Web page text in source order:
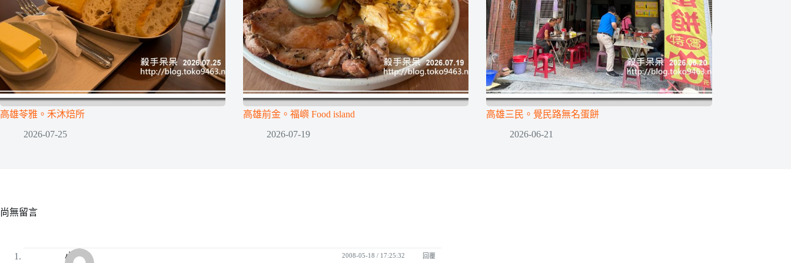
高雄苓雅。禾沐焙所
2026-07-25
高雄前金。福嶼 Food island
2026-07-19
高雄三民。覺民路無名蛋餅
2026-06-21
尚無留言
小可 2008-05-18 / 17:25:32 回覆